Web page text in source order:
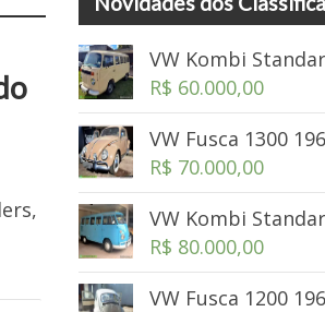
VW Kombi
R$ 60.000,00
VW Fusca 1300
R$ 70.000,00
VW Kombi
R$ 80.000,00
VW Fusca 1200